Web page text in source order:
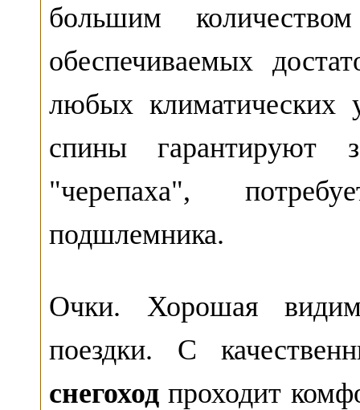
большим
обеспечиваемых
любых климатических
спины гарантируют
"черепаха",
подшлемника.
Очки. Хорошая
поездки. С
снегоход проходит